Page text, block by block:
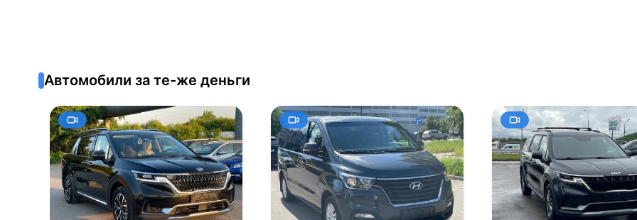
Автомобили за те-же деньги